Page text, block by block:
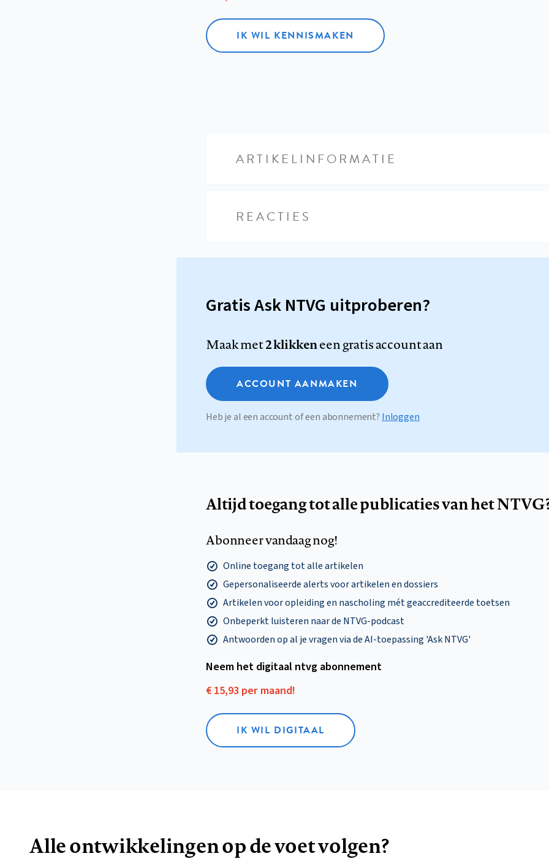
IK WIL KENNISMAKEN
ARTIKELINFORMATIE
REACTIES
Gratis Ask NTVG uitproberen?
Maak met2 klikkeneen gratis account aan
ACCOUNT AANMAKEN
Heb je al een account of een abonnement? Inloggen
Altijd toegang tot alle publicaties van het
Abonneer vandaag nog!
Online toegang tot alle artikelen
Gepersonaliseerde alerts voor artikelen en dossiers
Artikelen voor opleiding en nascholing mét geaccrediteerde toetsen
Onbeperkt luisteren naar de NTVG-podcast
Antwoorden op al je vragen via de AI-toepassing 'Ask NTVG'
Neem het digitaal ntvg abonnement
€ 15,93 per maand!
IK WIL DIGITAAL
Alle ontwikkelingen op de voet volgen?